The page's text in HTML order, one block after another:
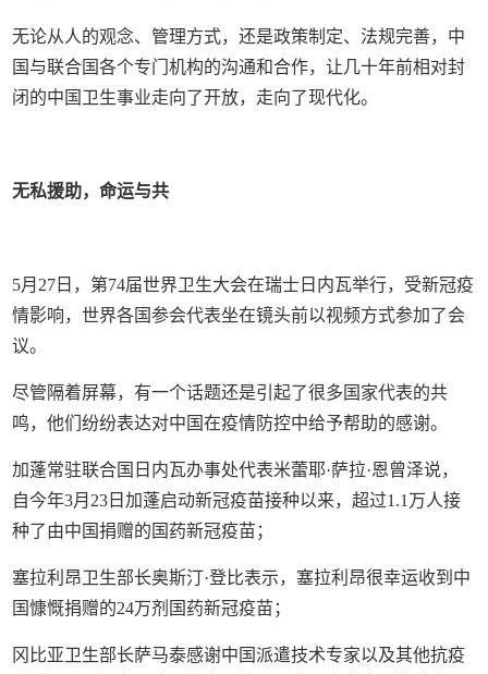
无论从人的观念、管理方式，还是政策制定、法规完善，中
国与联合国各个专门机构的沟通和合作，让几十年前相对封
闭的中国卫生事业走向了开放，走向了现代化。
无私援助，命运与共
5月27日，第74届世界卫生大会在瑞士日内瓦举行，受新冠疫
情影响，世界各国参会代表坐在镜头前以视频方式参加了会
议。
尽管隔着屏幕，有一个话题还是引起了很多国家代表的共
鸣，他们纷纷表达对中国在疫情防控中给予帮助的感谢。
加蓬常驻联合国日内瓦办事处代表米蕾耶·萨拉·恩曾泽说，
自今年3月23日加蓬启动新冠疫苗接种以来，超过1.1万人接
种了由中国捐赠的国药新冠疫苗；
塞拉利昂卫生部长奥斯汀·登比表示，塞拉利昂很幸运收到中
国慷慨捐赠的24万剂国药新冠疫苗；
冈比亚卫生部长萨马泰感谢中国派遣技术专家以及其他抗疫